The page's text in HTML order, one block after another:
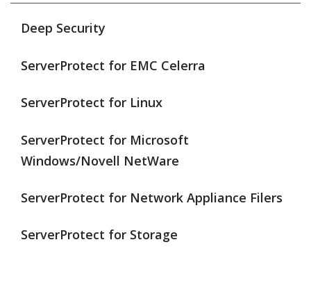
Deep Security
ServerProtect for EMC Celerra
ServerProtect for Linux
ServerProtect for Microsoft
Windows/Novell NetWare
ServerProtect for Network Appliance Filers
ServerProtect for Storage